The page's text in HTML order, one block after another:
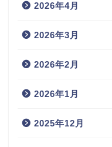
2026年4月
2026年3月
2026年2月
2026年1月
2025年12月